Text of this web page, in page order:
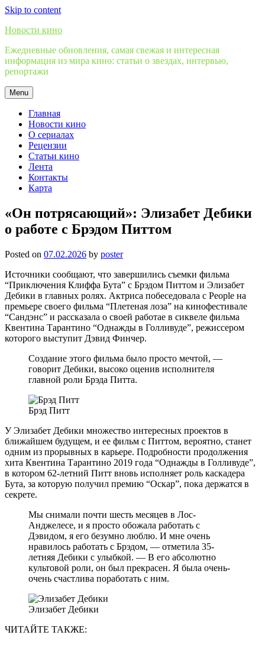
Skip to content
Новости кино
Ежедневные обновления, самая свежая и интересная
информация из мира кино: статьи о звездах, интервью,
репортажи
Menu
Главная
Новости кино
О сериалах
Рецензии
Статьи кино
Лента
Контакты
Карта
«Он потрясающий»: Элизабет Дебики
о работе с Брэдом Питтом
Posted on 07.02.2026 by poster
Источники сообщают, что завершились съемки фильма
“Приключения Клиффа Бута” с Брэдом Питтом и Элизабет
Дебики в главных ролях. Актриса побеседовала с People на
премьере своего фильма “Плетеная лоза” на кинофестивале
“Сандэнс” и рассказала о своей работае в сиквеле фильма
Квентина Тарантино “Однажды в Голливуде”, режиссером
которого выступит Дэвид Финчер.
Создание этого фильма было просто мечтой, —
говорит Дебики, высоко оценив исполнителя
главной роли Брэда Питта.
Брэд Питт
У Элизабет Дебики множество интересных проектов в
ближайшем будущем, и ее фильм с Питтом, вероятно, станет
одним из прорывных в карьере. Подробности продолжения
хита Квентина Тарантино 2019 года “Однажды в Голливуде”,
в котором 62-летний Питт вновь исполняет роль каскадера
Бута, за которую получил премию “Оскар”, пока держатся в
секрете.
Мы снимали почти шесть месяцев в Лос-
Анджелесе, и я просто обожала работать с
Дэвидом, я его безумно люблю. И мне очень
нравилось работать с Брэдом, — отметила 35-
летняя Дебики с улыбкой. — В его абсолютно
культовой роли, он был прекрасен. Я была очень-
очень счастлива поработать с ним.
Элизабет Дебики
ЧИТАЙТЕ ТАКЖЕ: